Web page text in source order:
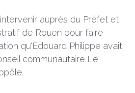
intervenir auprès du Préfet et
de Rouen pour faire
qu'Edouard Philippe avait
communautaire Le